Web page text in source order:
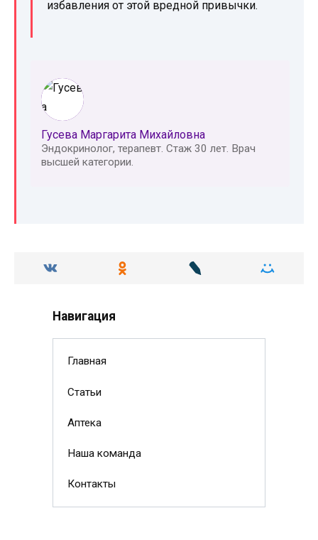
избавления от этой вредной привычки.
Гусева Маргарита Михайловна
Эндокринолог, терапевт. Стаж 30 лет. Врач
высшей категории.
Навигация
Главная
Статьи
Аптека
Наша команда
Контакты